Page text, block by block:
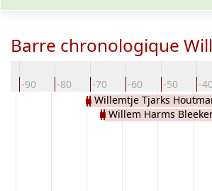
Barre chronologique
-90 -80 -70 -60 -50 -40
Willemtje Tjarks
Willem Harms